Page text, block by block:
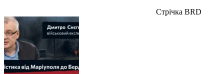
Стрічка BRD